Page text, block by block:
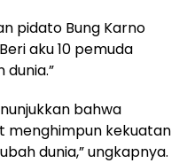
pidato Bung Karno
aku 10 pemuda
bahwa
menghimpun kekuatan
dunia,” ungkapnya.